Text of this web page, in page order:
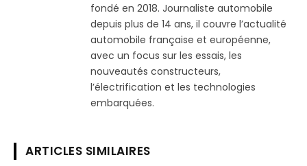
fondé en 2018. Journaliste automobile
depuis plus de 14 ans, il couvre l’actualité
automobile française et européenne,
avec un focus sur les essais, les
nouveautés constructeurs,
l’électrification et les technologies
embarquées.
ARTICLES SIMILAIRES